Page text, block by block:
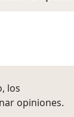
los
opiniones.